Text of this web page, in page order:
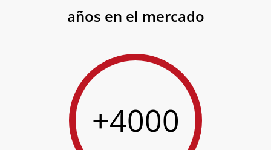
años en el mercado
+4000